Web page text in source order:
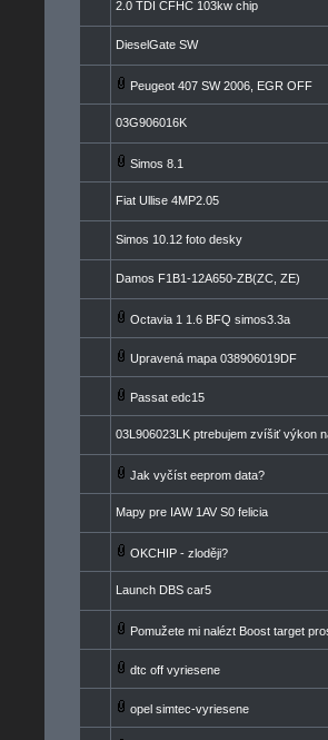
2.0 TDI CFHC 103kw chip
DieselGate SW
Peugeot 407 SW 2006, EGR OFF
03G906016K
Simos 8.1
Fiat Ullise 4MP2.05
Simos 10.12 foto desky
Damos F1B1-12A650-ZB(ZC, ZE)
Octavia 1 1.6 BFQ simos3.3a
Upravená mapa 038906019DF
Passat edc15
03L906023LK ptrebujem zvíšiť výkon
Jak vyčíst eeprom data?
Mapy pre IAW 1AV S0 felicia
OKCHIP - zloději?
Launch DBS car5
Pomužete mi nalézt Boost target
dtc off vyriesene
opel simtec-vyriesene